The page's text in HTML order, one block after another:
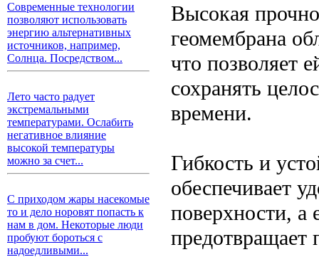
Современные технологии
позволяют использовать
энергию альтернативных
источников, например,
Солнца. Посредством...
Лето часто радует
экстремальными
температурами. Ослабить
негативное влияние
высокой температуры
можно за счет...
С приходом жары насекомые
то и дело норовят попасть к
нам в дом. Некоторые люди
пробуют бороться с
надоедливыми...
Высокая
геомембрана
что позволяет
сохранять
времени.
Гибкость и
обеспечивает
поверхности, а
предотвращает